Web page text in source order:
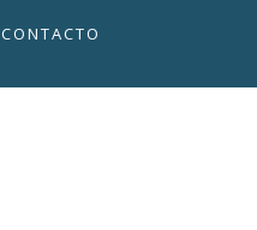
CONTACTO